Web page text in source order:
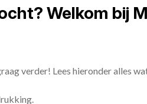
Welkom bij
verder! Lees hieronder alles